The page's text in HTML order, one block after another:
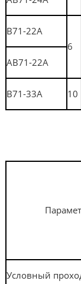
В71-22А
6
АВ71-22А
В71-33А 10
Условный